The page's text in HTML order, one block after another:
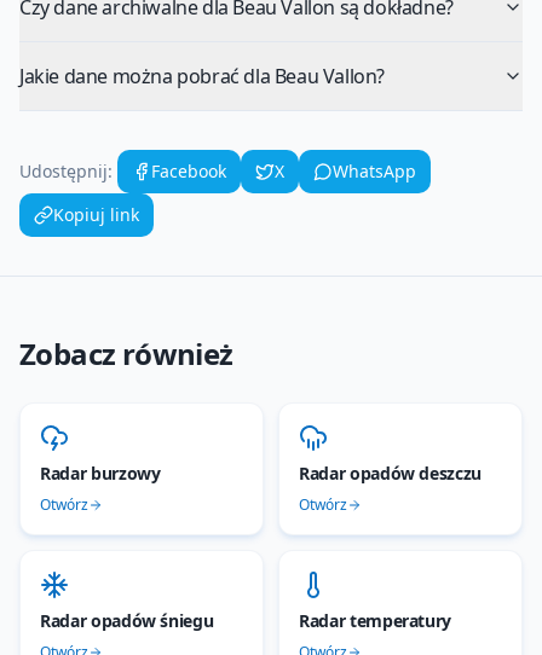
Czy dane archiwalne dla Beau Vallon są dokładne?
Jakie dane można pobrać dla Beau Vallon?
Udostępnij: Facebook X
WhatsApp
Kopiuj link
Zobacz również
Radar burzowy
Otwórz
Radar opadów deszczu
Otwórz
Radar opadów śniegu Radar temperatury